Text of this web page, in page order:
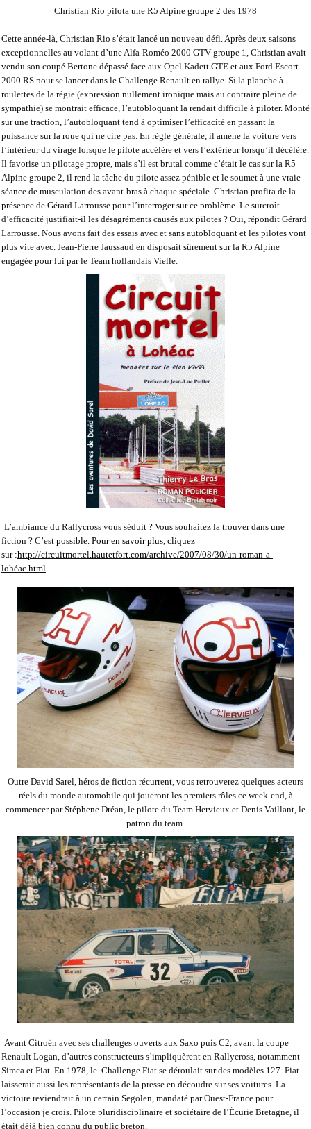
Christian Rio pilota une R5 Alpine groupe 2 dès 1978
Cette année-là, Christian Rio s’était lancé un nouveau défi. Après deux saisons
exceptionnelles au volant d’une Alfa-Roméo 2000 GTV groupe 1, Christian avait
vendu son coupé Bertone dépassé face aux Opel Kadett GTE et aux Ford Escort
2000 RS pour se lancer dans le Challenge Renault en rallye. Si la planche à
roulettes de la régie (expression nullement ironique mais au contraire pleine de
sympathie) se montrait efficace, l’autobloquant la rendait difficile à piloter. Monté
sur une traction, l’autobloquant tend à optimiser l’efficacité en passant la
puissance sur la roue qui ne cire pas. En règle générale, il amène la voiture vers
l’intérieur du virage lorsque le pilote accélère et vers l’extérieur lorsqu’il décélère.
Il favorise un pilotage propre, mais s’il est brutal comme c’était le cas sur la R5
Alpine groupe 2, il rend la tâche du pilote assez pénible et le soumet à une vraie
séance de musculation des avant-bras à chaque spéciale. Christian profita de la
présence de Gérard Larrousse pour l’interroger sur ce problème. Le surcroît
d’efficacité justifiait-il les désagréments causés aux pilotes ? Oui, répondit Gérard
Larrousse. Nous avons fait des essais avec et sans autobloquant et les pilotes vont
plus vite avec. Jean-Pierre Jaussaud en disposait sûrement sur la R5 Alpine
engagée pour lui par le Team hollandais Vielle.
L’ambiance du Rallycross vous séduit ? Vous souhaitez la trouver dans une
fiction ? C’est possible. Pour en savoir plus, cliquez
sur :http://circuitmortel.hautetfort.com/archive/2007/08/30/un-roman-a-
lohéac.html
Outre David Sarel, héros de fiction récurrent, vous retrouverez quelques acteurs
réels du monde automobile qui joueront les premiers rôles ce week-end, à
commencer par Stéphene Dréan, le pilote du Team Hervieux et Denis Vaillant, le
patron du team.
Avant Citroën avec ses challenges ouverts aux Saxo puis C2, avant la coupe
Renault Logan, d’autres constructeurs s’impliquèrent en Rallycross, notamment
Simca et Fiat. En 1978, le Challenge Fiat se déroulait sur des modèles 127. Fiat
laisserait aussi les représentants de la presse en découdre sur ses voitures. La
victoire reviendrait à un certain Segolen, mandaté par Ouest-France pour
l’occasion je crois. Pilote pluridisciplinaire et sociétaire de l’Écurie Bretagne, il
était déjà bien connu du public breton.